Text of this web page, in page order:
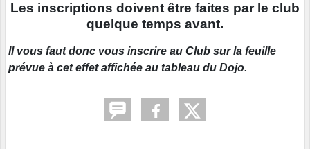
Les inscriptions doivent être faites par le club
quelque temps avant.
Il vous faut donc vous inscrire au Club sur la feuille
prévue à cet effet affichée au tableau du Dojo.